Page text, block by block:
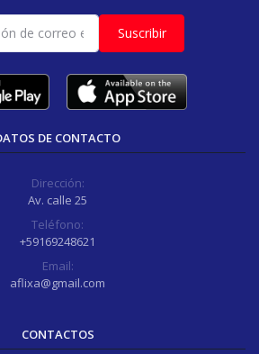
Suscribir
DE CONTACTO
Dirección:
Av. calle 25
Teléfono:
+59169248621
Email:
aflixa@gmail.com
CONTACTOS